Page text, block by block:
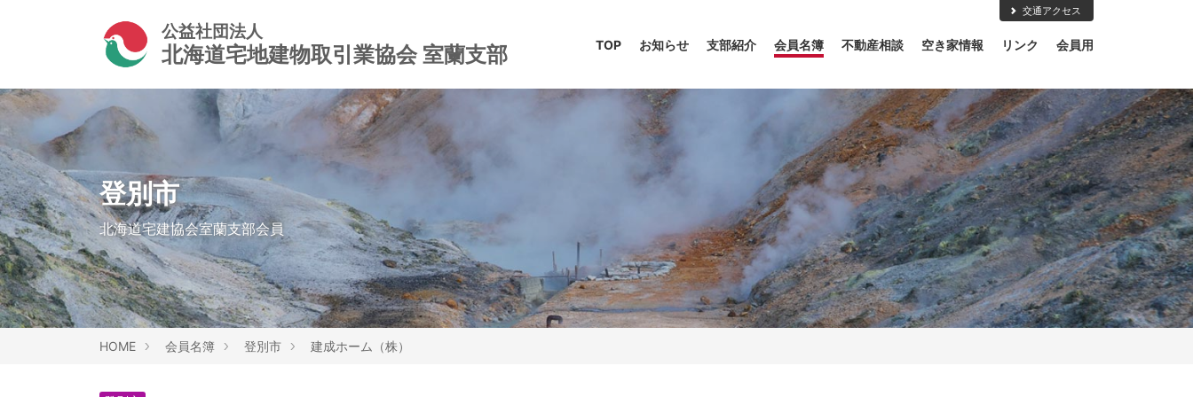
公益社団法人
北海道宅地建物取引業協会室蘭支部
交通アクセス
TOP お知らせ 支部紹介 会員名簿 不動産相談 空き家情報 リンク 会員用
登別市
北海道宅建協会室蘭支部会員
HOME 会員名簿 登別市 建成ホーム（株）